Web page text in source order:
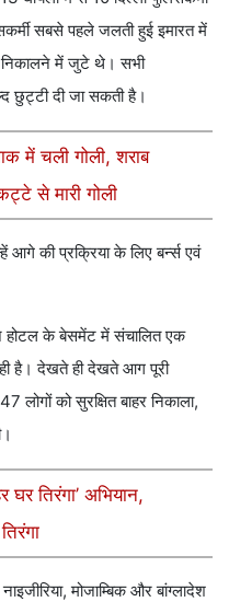
सबसे पहले जलती हुई इमारत में
निकालने में जुटे थे। सभी
छुट्टी दी जा सकती है।
में चली गोली, शराब
से मारी गोली
आगे की प्रक्रिया के लिए बर्न्स एवं
होटल के बेसमेंट में संचालित एक
है। देखते ही देखते आग पूरी
को सुरक्षित बाहर निकाला,
तिरंगा’ अभियान,
मोजाम्बिक और बांग्लादेश